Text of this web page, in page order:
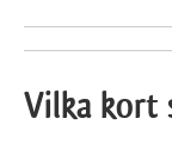
Vilka kort